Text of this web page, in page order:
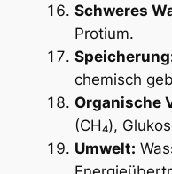
Schweres
Protium.
chemisch
Organische
(CH₄),
Umwelt: